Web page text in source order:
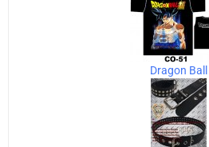
Dragon Ball